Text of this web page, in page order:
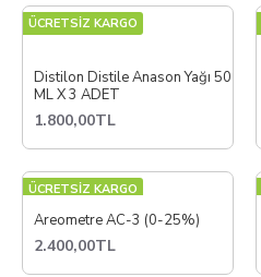
ÜCRETSİZ KARGO
Distilon Distile Anason Yağı 50
ML X 3 ADET
1.800,00TL
ÜCRETSİZ KARGO
Areometre AC-3 (0-25%)
2.400,00TL